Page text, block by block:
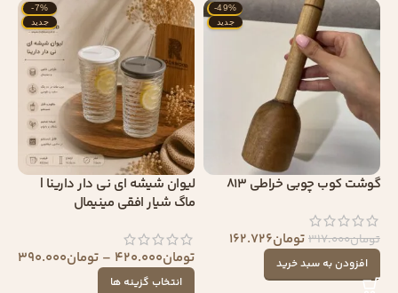
-49%
جدید
گوشت کوب چوبی خراطی 813
تومان317.000تومان162.726
افزودن به سبد خرید
-7%
جدید
لیوان شیشه ای نی دار دارینا |
ماگ شیار افقی مینیمال
تومان420.000
– تومان390.000
انتخاب گزینه ها